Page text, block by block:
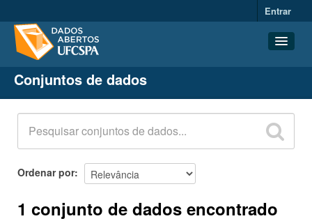
Entrar
Conjuntos de dados
Organizações
Grupos
Sobre
Conjuntos de dados
Ordenar por
1 conjunto de dados encontrado